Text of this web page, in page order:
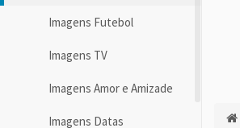
Imagens Futebol
Imagens TV
Imagens Amor e Amizade
Imagens Datas